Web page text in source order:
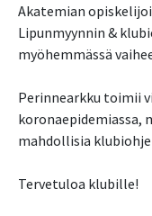
Akatemian
Lipunmyynnin &
myöhemmässä
Perinnearkku toimii
koronaepidemiassa,
mahdollisia
Tervetuloa klubille!